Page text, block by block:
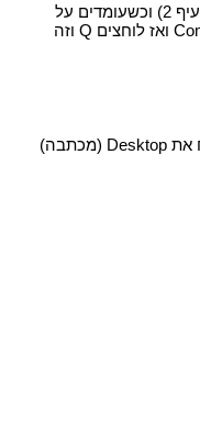
שימו לב שאפשר לעבור בין התוכניות (סעיף 2) וכשעומדים על
תוכנית ממשיכים להחזיק את ה- Command ואז לוחצים Q וזה